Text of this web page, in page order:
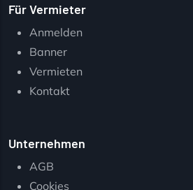
Für Vermieter
Anmelden
Banner
Vermieten
Kontakt
Unternehmen
AGB
Cookies